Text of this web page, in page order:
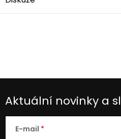
Aktuální novinky a
E-mail